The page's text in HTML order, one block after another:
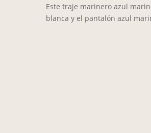
Este traje marinero azul
blanca y el pantalón azul